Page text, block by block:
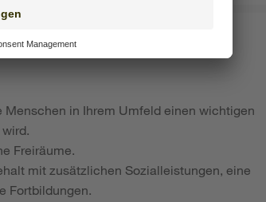
in Ihrem Umfeld einen wichtigen
Freiräume.
mit zusätzlichen Sozialleistungen, eine
Fortbildungen.